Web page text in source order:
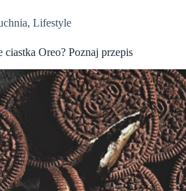
,Lifestyle
ciastka Oreo? Poznaj przepis